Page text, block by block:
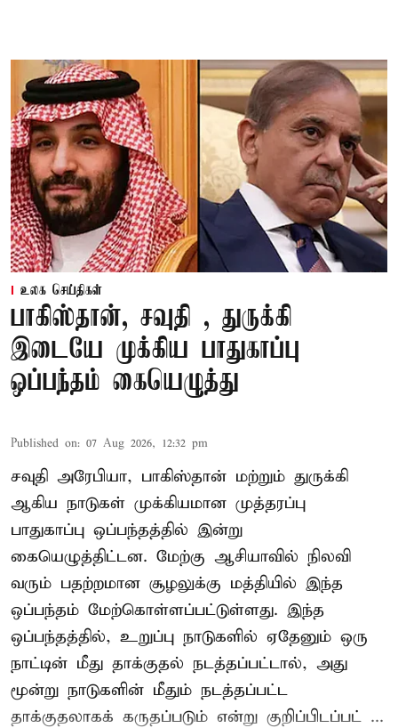
உலக செய்திகள்
பாகிஸ்தான், சவுதி , துருக்கி
இடையே முக்கிய பாதுகாப்பு
ஒப்பந்தம் கையெழுத்து
Published on: 07 Aug 2026, 12:32 pm
சவுதி அரேபியா, பாகிஸ்தான் மற்றும் துருக்கி
ஆகிய நாடுகள் முக்கியமான முத்தரப்பு
பாதுகாப்பு ஒப்பந்தத்தில் இன்று
கையெழுத்திட்டன. மேற்கு ஆசியாவில் நிலவி
வரும் பதற்றமான சூழலுக்கு மத்தியில் இந்த
ஒப்பந்தம் மேற்கொள்ளப்பட்டுள்ளது. இந்த
ஒப்பந்தத்தில், உறுப்பு நாடுகளில் ஏதேனும் ஒரு
நாட்டின் மீது தாக்குதல் நடத்தப்பட்டால், அது
மூன்று நாடுகளின் மீதும் நடத்தப்பட்ட
தாக்குதலாகக் கருதப்படும் என்று குறிப்பிடப்பட் ...